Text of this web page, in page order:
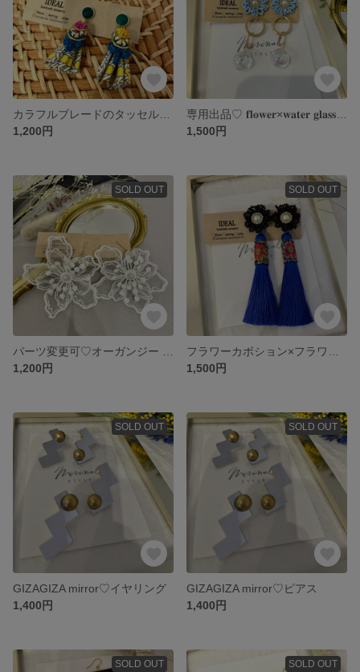
1,200円
1,500円
SOLD OUT
1,200円
SOLD OUT
1,500円
SOLD OUT
GIZAGIZA mirror♡イヤリング
1,400円
SOLD OUT
GIZAGIZA mirror♡ピアス
1,400円
SOLD OUT SOLD OUT